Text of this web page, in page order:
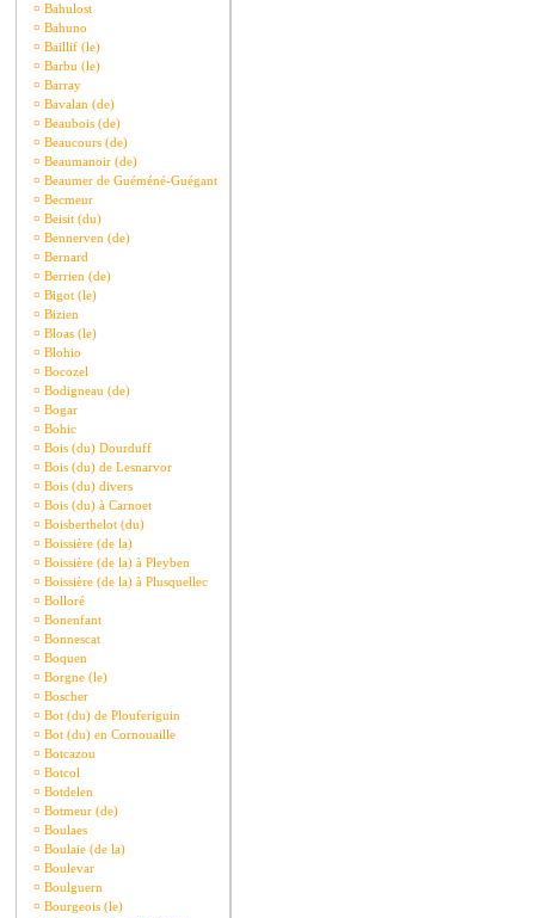
¤ Bahulost
¤ Bahuno
¤ Baillif (le)
¤ Barbu (le)
¤ Barray
¤ Bavalan (de)
¤ Beaubois (de)
¤ Beaucours (de)
¤ Beaumanoir (de)
¤ Beaumer de Guéméné-Guégant
¤ Becmeur
¤ Beisit (du)
¤ Bennerven (de)
¤ Bernard
¤ Berrien (de)
¤ Bigot (le)
¤ Bizien
¤ Bloas (le)
¤ Blohio
¤ Bocozel
¤ Bodigneau (de)
¤ Bogar
¤ Bohic
¤ Bois (du) Dourduff
¤ Bois (du) de Lesnarvor
¤ Bois (du) divers
¤ Bois (du) à Carnoet
¤ Boisberthelot (du)
¤ Boissière (de la)
¤ Boissière (de la) à Pleyben
¤ Boissière (de la) à Plusquellec
¤ Bolloré
¤ Bonenfant
¤ Bonnescat
¤ Boquen
¤ Borgne (le)
¤ Boscher
¤ Bot (du) de Plouferiguin
¤ Bot (du) en Cornouaille
¤ Botcazou
¤ Botcol
¤ Botdelen
¤ Botmeur (de)
¤ Boulaes
¤ Boulaie (de la)
¤ Boulevar
¤ Boulguern
¤ Bourgeois (le)